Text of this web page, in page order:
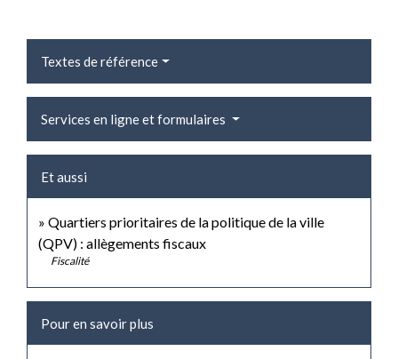
Textes de référence
Services en ligne et formulaires
Et aussi
Quartiers prioritaires de la politique de la ville
(QPV) : allègements fiscaux
Fiscalité
Pour en savoir plus